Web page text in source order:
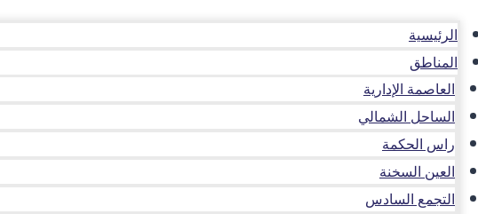
الرئيسية
المناطق
العاصمة الإدارية
الساحل الشمالي
راس الحكمة
العين السخنة
التجمع السادس